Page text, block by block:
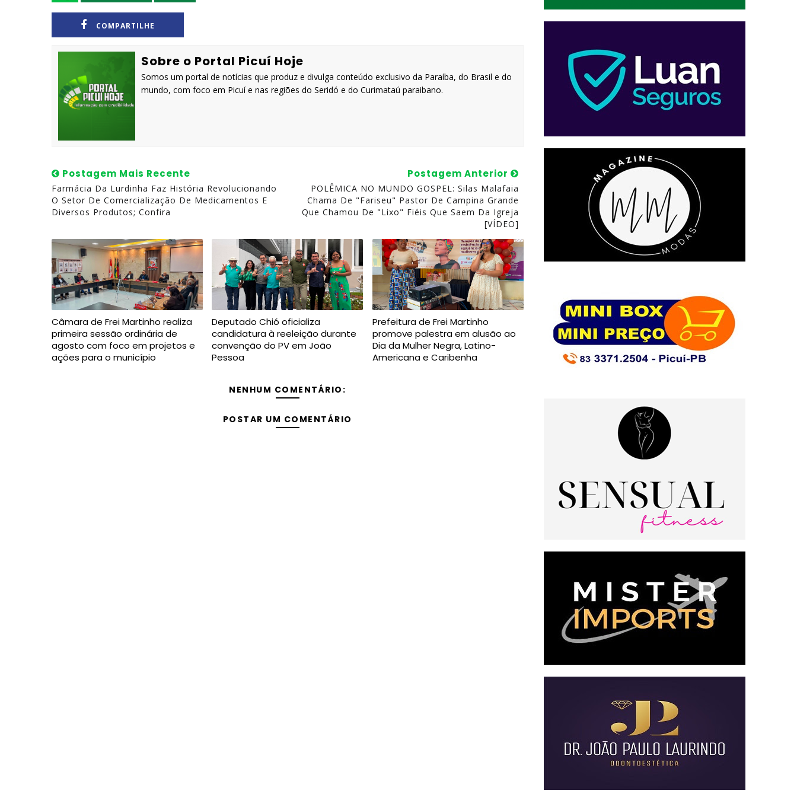
COMPARTILHE
Sobre o Portal Picuí Hoje
Somos um portal de notícias que produz e divulga conteúdo exclusivo da Paraíba, do Brasil e do
mundo, com foco em Picuí e nas regiões do Seridó e do Curimataú paraibano.
Postagem Mais Recente
Farmácia Da Lurdinha Faz História Revolucionando
O Setor De Comercialização De Medicamentos E
Diversos Produtos; Confira
Postagem Anterior
POLÊMICA NO MUNDO GOSPEL: Silas Malafaia
Chama De "fariseu" Pastor De Campina Grande
Que Chamou De "lixo" Fiéis Que Saem Da Igreja
[VÍDEO]
Câmara de Frei Martinho realiza
primeira sessão ordinária de
agosto com foco em projetos e
ações para o município
Deputado Chió oficializa
candidatura à reeleição durante
convenção do PV em João
Pessoa
Prefeitura de Frei Martinho
promove palestra em alusão ao
Dia da Mulher Negra, Latino-
Americana e Caribenha
NENHUM COMENTÁRIO:
POSTAR UM COMENTÁRIO